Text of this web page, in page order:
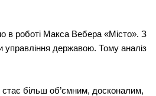
в роботі Макса Вебера «Місто». З
управління державою. Тому аналіз
стає більш об’ємним, досконалим,